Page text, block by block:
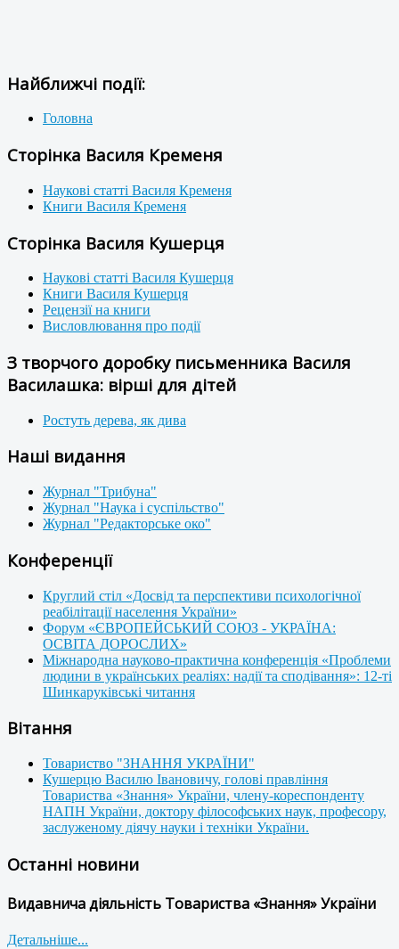
Найближчі події:
Головна
Сторінка Василя Кременя
Наукові статті Василя Кременя
Книги Василя Кременя
Сторінка Василя Кушерця
Наукові статті Василя Кушерця
Книги Василя Кушерця
Рецензії на книги
Висловлювання про події
З творчого доробку письменника Василя
Василашка: вірші для дітей
Ростуть дерева, як дива
Наші видання
Журнал "Трибуна"
Журнал "Наука і суспільство"
Журнал "Редакторське око"
Конференції
Круглий стіл «Досвід та перспективи психологічної
реабілітації населення України»
Форум «ЄВРОПЕЙСЬКИЙ СОЮЗ - УКРАЇНА:
ОСВІТА ДОРОСЛИХ»
Міжнародна науково-практична конференція «Проблеми
людини в українських реаліях: надії та сподівання»: 12-ті
Шинкаруківські читання
Вітання
Товариство "ЗНАННЯ УКРАЇНИ"
Кушерцю Василю Івановичу, голові правління
Товариства «Знання» України, члену-кореспонденту
НАПН України, доктору філософських наук, професору,
заслуженому діячу науки і техніки України.
Останні новини
Видавнича діяльність Товариства «Знання» України
Детальніше...